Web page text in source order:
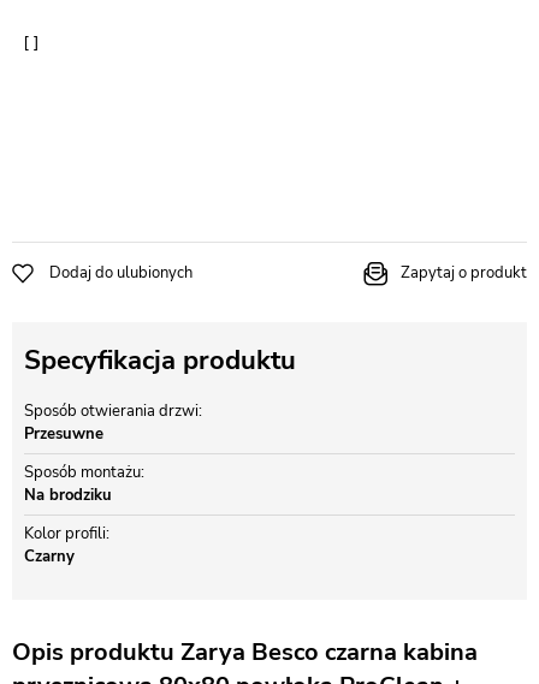
Dodaj do ulubionych Zapytaj o produkt
Specyfikacja produktu
Sposób otwierania drzwi
Przesuwne
Sposób montażu
Na brodziku
Kolor profili
Czarny
Opis produktu Zarya Besco czarna kabina